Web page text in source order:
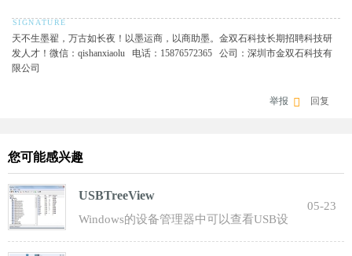
天不生墨翟，万古如长夜！以墨运商，以商助墨。金双石科技长期招聘科技研
发人才！微信：qishanxiaolu 电话：15876572365 公司：深圳市金双石科技有
限公司
回复
举报
您可能感兴趣
USBTreeView
Windows的设备管理器中可以查看USB设
备的信息： 驱动程序供应商：FTDI， 数
05-23